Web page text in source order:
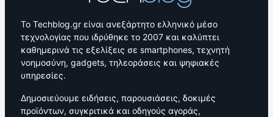
Το Techblog.gr είναι ανεξάρτητο ελληνικό μέσο
τεχνολογίας που ιδρύθηκε το 2007 και καλύπτει
καθημερινά τις εξελίξεις σε smartphones, τεχνητή
νοημοσύνη, gadgets, τηλεοράσεις και ψηφιακές
υπηρεσίες.
Δημοσιεύουμε ειδήσεις, παρουσιάσεις, δοκιμές
προϊόντων, συγκριτικά και οδηγούς αγοράς,